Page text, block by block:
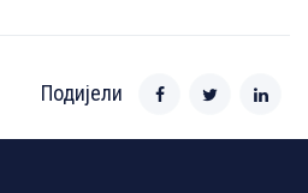
Подијели